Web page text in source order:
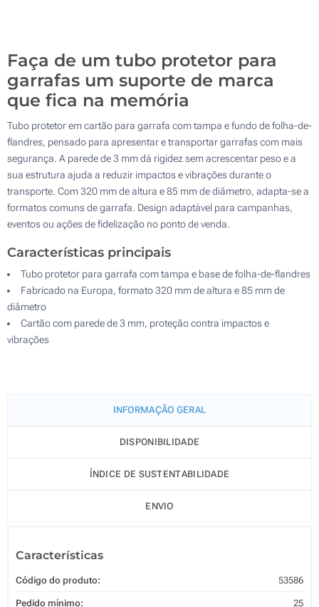
Faça de um tubo protetor para
garrafas um suporte de marca
que fica na memória
Tubo protetor em cartão para garrafa com tampa e fundo de folha-de-
flandres, pensado para apresentar e transportar garrafas com mais
segurança. A parede de 3 mm dá rigidez sem acrescentar peso e a
sua estrutura ajuda a reduzir impactos e vibrações durante o
transporte. Com 320 mm de altura e 85 mm de diâmetro, adapta-se a
formatos comuns de garrafa. Design adaptável para campanhas,
eventos ou ações de fidelização no ponto de venda.
Características principais
Tubo protetor para garrafa com tampa e base de folha-de-flandres
Fabricado na Europa, formato 320 mm de altura e 85 mm de
diâmetro
Cartão com parede de 3 mm, proteção contra impactos e
vibrações
INFORMAÇÃO GERAL
DISPONIBILIDADE
ÍNDICE DE SUSTENTABILIDADE
ENVIO
Características
Código do produto: 53586
Pedido mínimo: 25